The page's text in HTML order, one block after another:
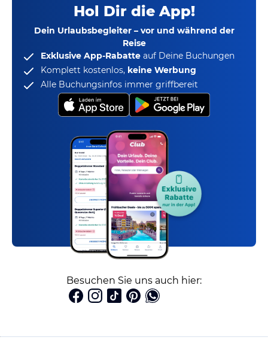
Hol Dir die App!
Dein Urlaubsbegleiter – vor und während der
Reise
Exklusive App-Rabatte auf Deine Buchungen
Komplett kostenlos, keine Werbung
Alle Buchungsinfos immer griffbereit
Besuchen Sie uns auch hier: